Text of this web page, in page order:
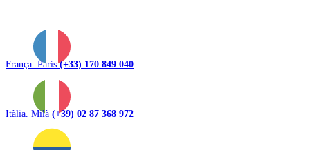
França. París(+33) 170 849 040
Itàlia. Milà (+39) 02 87 368 972